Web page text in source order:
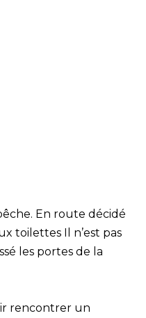
En route décidé
toilettes Il n’est pas
les portes de la
rencontrer un